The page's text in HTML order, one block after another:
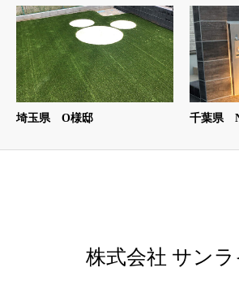
埼玉県 O様邸 千葉県
株式会社 サン